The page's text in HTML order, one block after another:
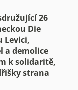
26
Die
Levici,
a demolice
k solidaritě,
strana